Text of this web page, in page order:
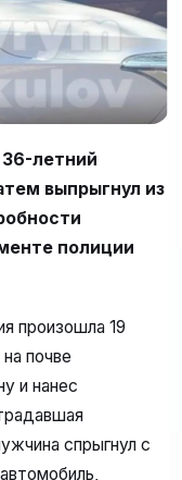
летний
выпрыгнул из
полиции
произошла 19
почве
и нанес
спрыгнул с